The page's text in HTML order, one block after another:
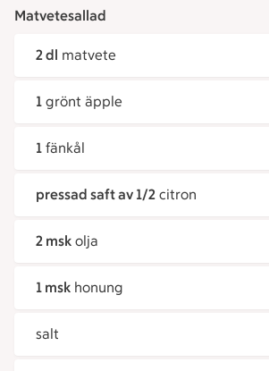
Matvetesallad
2 dl matvete
1 grönt äpple
1 fänkål
pressad saft av 1/2 citron
2 msk olja
1 msk honung
salt